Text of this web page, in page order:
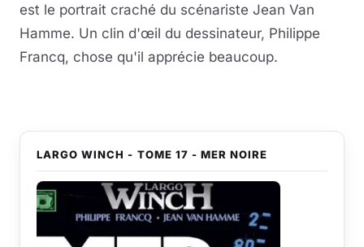
est le portrait craché du scénariste Jean Van
Hamme. Un clin d'œil du dessinateur, Philippe
Francq, chose qu'il apprécie beaucoup.
LARGO WINCH - TOME 17 - MER NOIRE